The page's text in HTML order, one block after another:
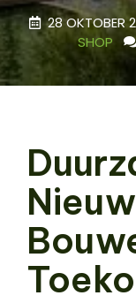
28 OKTOBER
SHOP